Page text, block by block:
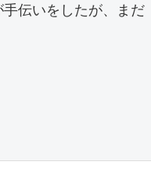
伝いをしたが、まだ